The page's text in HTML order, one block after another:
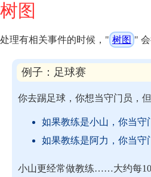
树图
处理有相关事件的时候，" 树图 "
例子：足球赛
你去踢足球，你想当守门员，
如果教练是小山，你当守
如果教练是阿力，你当守
小山更经常做教练……大约每